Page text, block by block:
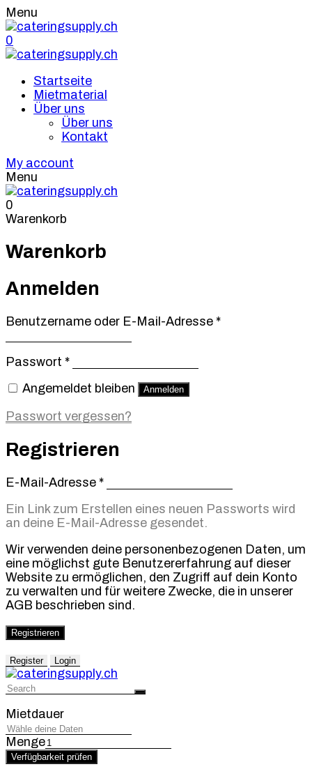
Menu
0
Startseite
Mietmaterial
Über uns
Über uns
Kontakt
My account
Menu
0
Warenkorb
Warenkorb
Anmelden
Benutzername oder E-Mail-Adresse *Erforderlich
Passwort *Erforderlich
Angemeldet bleiben
Anmelden
Passwort vergessen?
Registrieren
E-Mail-Adresse *Erforderlich
Ein Link zum Erstellen eines neuen Passworts wird
an deine E-Mail-Adresse gesendet.
Wir verwenden deine personenbezogenen Daten, um
eine möglichst gute Benutzererfahrung auf dieser
Website zu ermöglichen, den Zugriff auf dein Konto
zu verwalten und für weitere Zwecke, die in unserer
AGB beschrieben sind.
Registrieren
Register Login
Mietdauer
Menge
Verfügbarkeit prüfen